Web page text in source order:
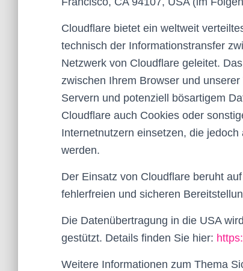
Cloudflare bietet ein weltweit
technisch der Informationstransfer
Netzwerk von Cloudflare geleitet.
zwischen Ihrem Browser und
Servern und potenziell bösartigem
Cloudflare auch Cookies oder
Internetnutzern einsetzen, die
werden.
Der Einsatz von Cloudflare beruht
fehlerfreien und sicheren
Die Datenübertragung in die USA
gestützt. Details finden Sie hier:
Weitere Informationen zum Thema